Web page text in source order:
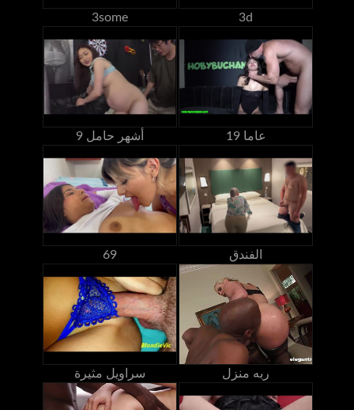
3some 3d
9 أشهر حامل 19 عاما
69 الفندق
سراويل مثيرة ربه منزل